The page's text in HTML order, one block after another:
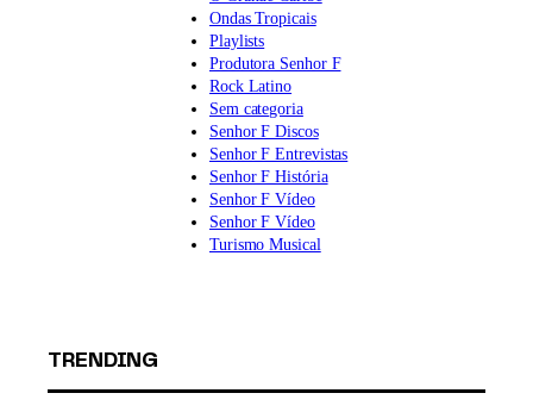
Ondas Tropicais
Playlists
Produtora Senhor F
Rock Latino
Sem categoria
Senhor F Discos
Senhor F Entrevistas
Senhor F História
Senhor F Vídeo
Senhor F Vídeo
Turismo Musical
TRENDING